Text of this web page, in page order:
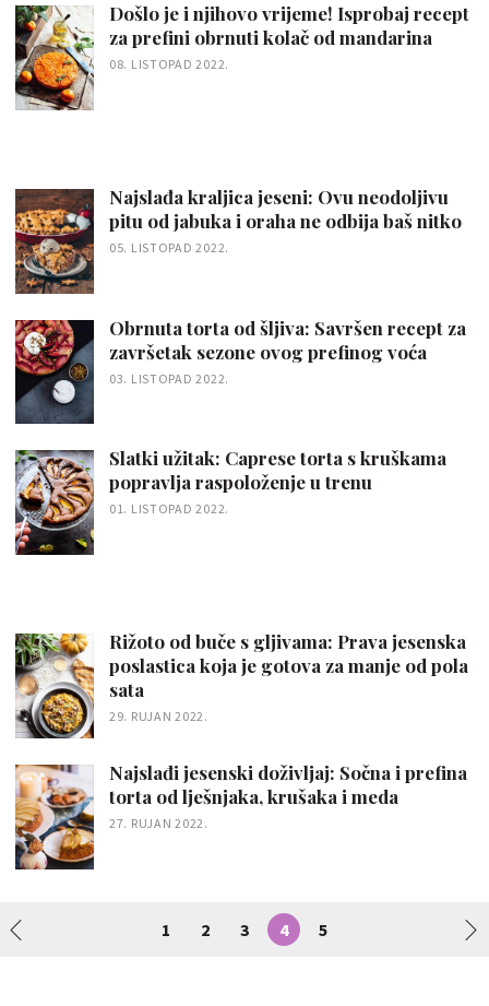
Došlo je i njihovo vrijeme! Isprobaj recept
za prefini obrnuti kolač od mandarina
08. LISTOPAD 2022.
Najslađa kraljica jeseni: Ovu neodoljivu
pitu od jabuka i oraha ne odbija baš nitko
05. LISTOPAD 2022.
Obrnuta torta od šljiva: Savršen recept za
završetak sezone ovog prefinog voća
03. LISTOPAD 2022.
Slatki užitak: Caprese torta s kruškama
popravlja raspoloženje u trenu
01. LISTOPAD 2022.
Rižoto od buče s gljivama: Prava jesenska
poslastica koja je gotova za manje od pola
sata
29. RUJAN 2022.
Najslađi jesenski doživljaj: Sočna i prefina
torta od lješnjaka, krušaka i meda
27. RUJAN 2022.
1 2 3 4 5